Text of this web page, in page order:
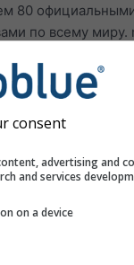
80
по всему
содержание
этих
можно сообщить
соответствующим
consent
advertising and
and services
on a device